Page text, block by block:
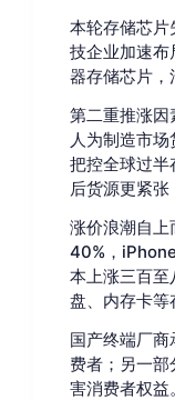
本轮存储芯片
技企业加速布
器存储芯片，
第二重推涨因
人为制造市
把控全球过半
后货源更紧张
涨价浪潮自上
40%，
本上涨三百至
盘、内存卡等
国产终端厂
费者；另一
害消费者权